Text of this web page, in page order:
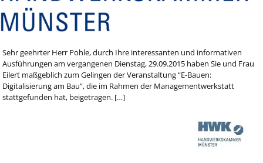
Sehr geehrter Herr Pohle, durch Ihre interessanten und informativen
Ausführungen am vergangenen Dienstag, 29.09.2015 haben Sie und Frau
Eilert maßgeblich zum Gelingen der Veranstaltung “E-Bauen:
Digitalisierung am Bau”, die im Rahmen der Managementwerkstatt
stattgefunden hat, beigetragen. […]